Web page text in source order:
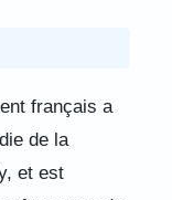
français a
de la
et est